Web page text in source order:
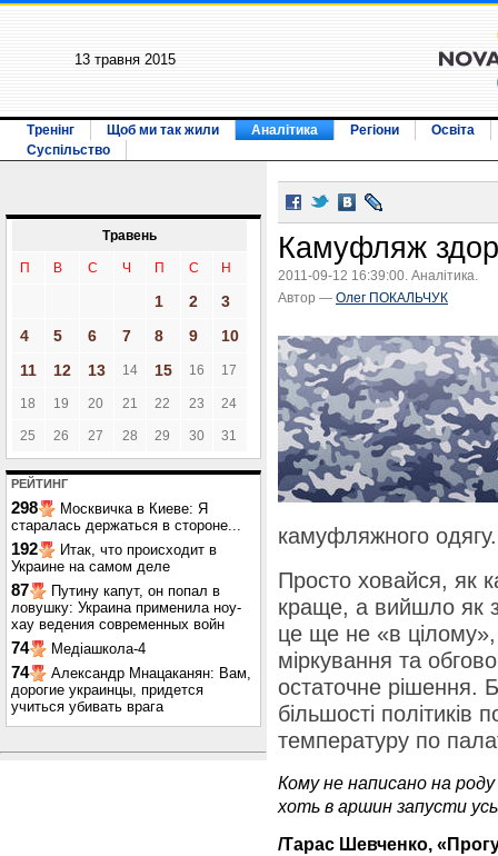
13 травня 2015
Тренінг Щоб ми так жили Аналітика Регіони
Освіта
Суспільство
Травень
П В С Ч П С Н
1 2
3
4
5 6 7 8 9
10
11
12 13 14 15 16 17
18 19 20 21 22 23 24
25 26 27 28 29 30 31
РЕЙТИНГ
298
Москвичка в Киеве: Я
старалась держаться в стороне...
192
Итак, что происходит в
Украине на самом деле
87
Путину капут, он попал в
ловушку: Украина применила ноу-
хау ведения современных войн
74 Медіашкола-4
74
Александр Мнацаканян: Вам,
дорогие украинцы, придется
учиться убивать врага
Камуфляж
2011-09-12 16:39:00. Аналітика.
Автор — Олег ПОКАЛЬЧУК
камуфляжного одягу.
Просто ховайся, як
краще, а вийшло як
це ще не «в
міркування та
остаточне рішення.
більшості
температуру по
Кому не написано на
хоть в аршин запусти
/Тарас Шевченко,